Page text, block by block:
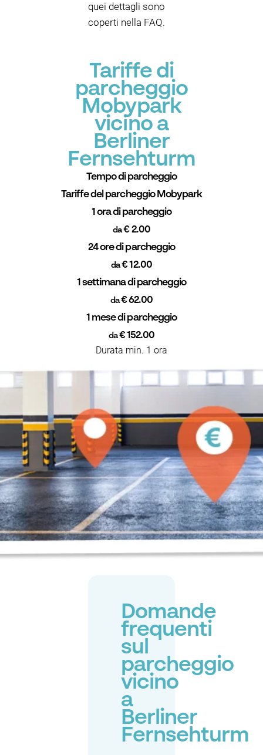
quei dettagli sono
coperti nella FAQ.
Tariffe di
parcheggio
Mobypark
vicino a
Berliner
Fernsehturm
Tempo di parcheggio
Tariffe del parcheggio Mobypark
1 ora di parcheggio
da€ 2.00
24 ore di parcheggio
da€ 12.00
1 settimana di parcheggio
da€ 62.00
1 mese di parcheggio
da€ 152.00
Durata min. 1 ora
Domande
frequenti
sul
parcheggio
vicino
a
Berliner
Fernsehturm